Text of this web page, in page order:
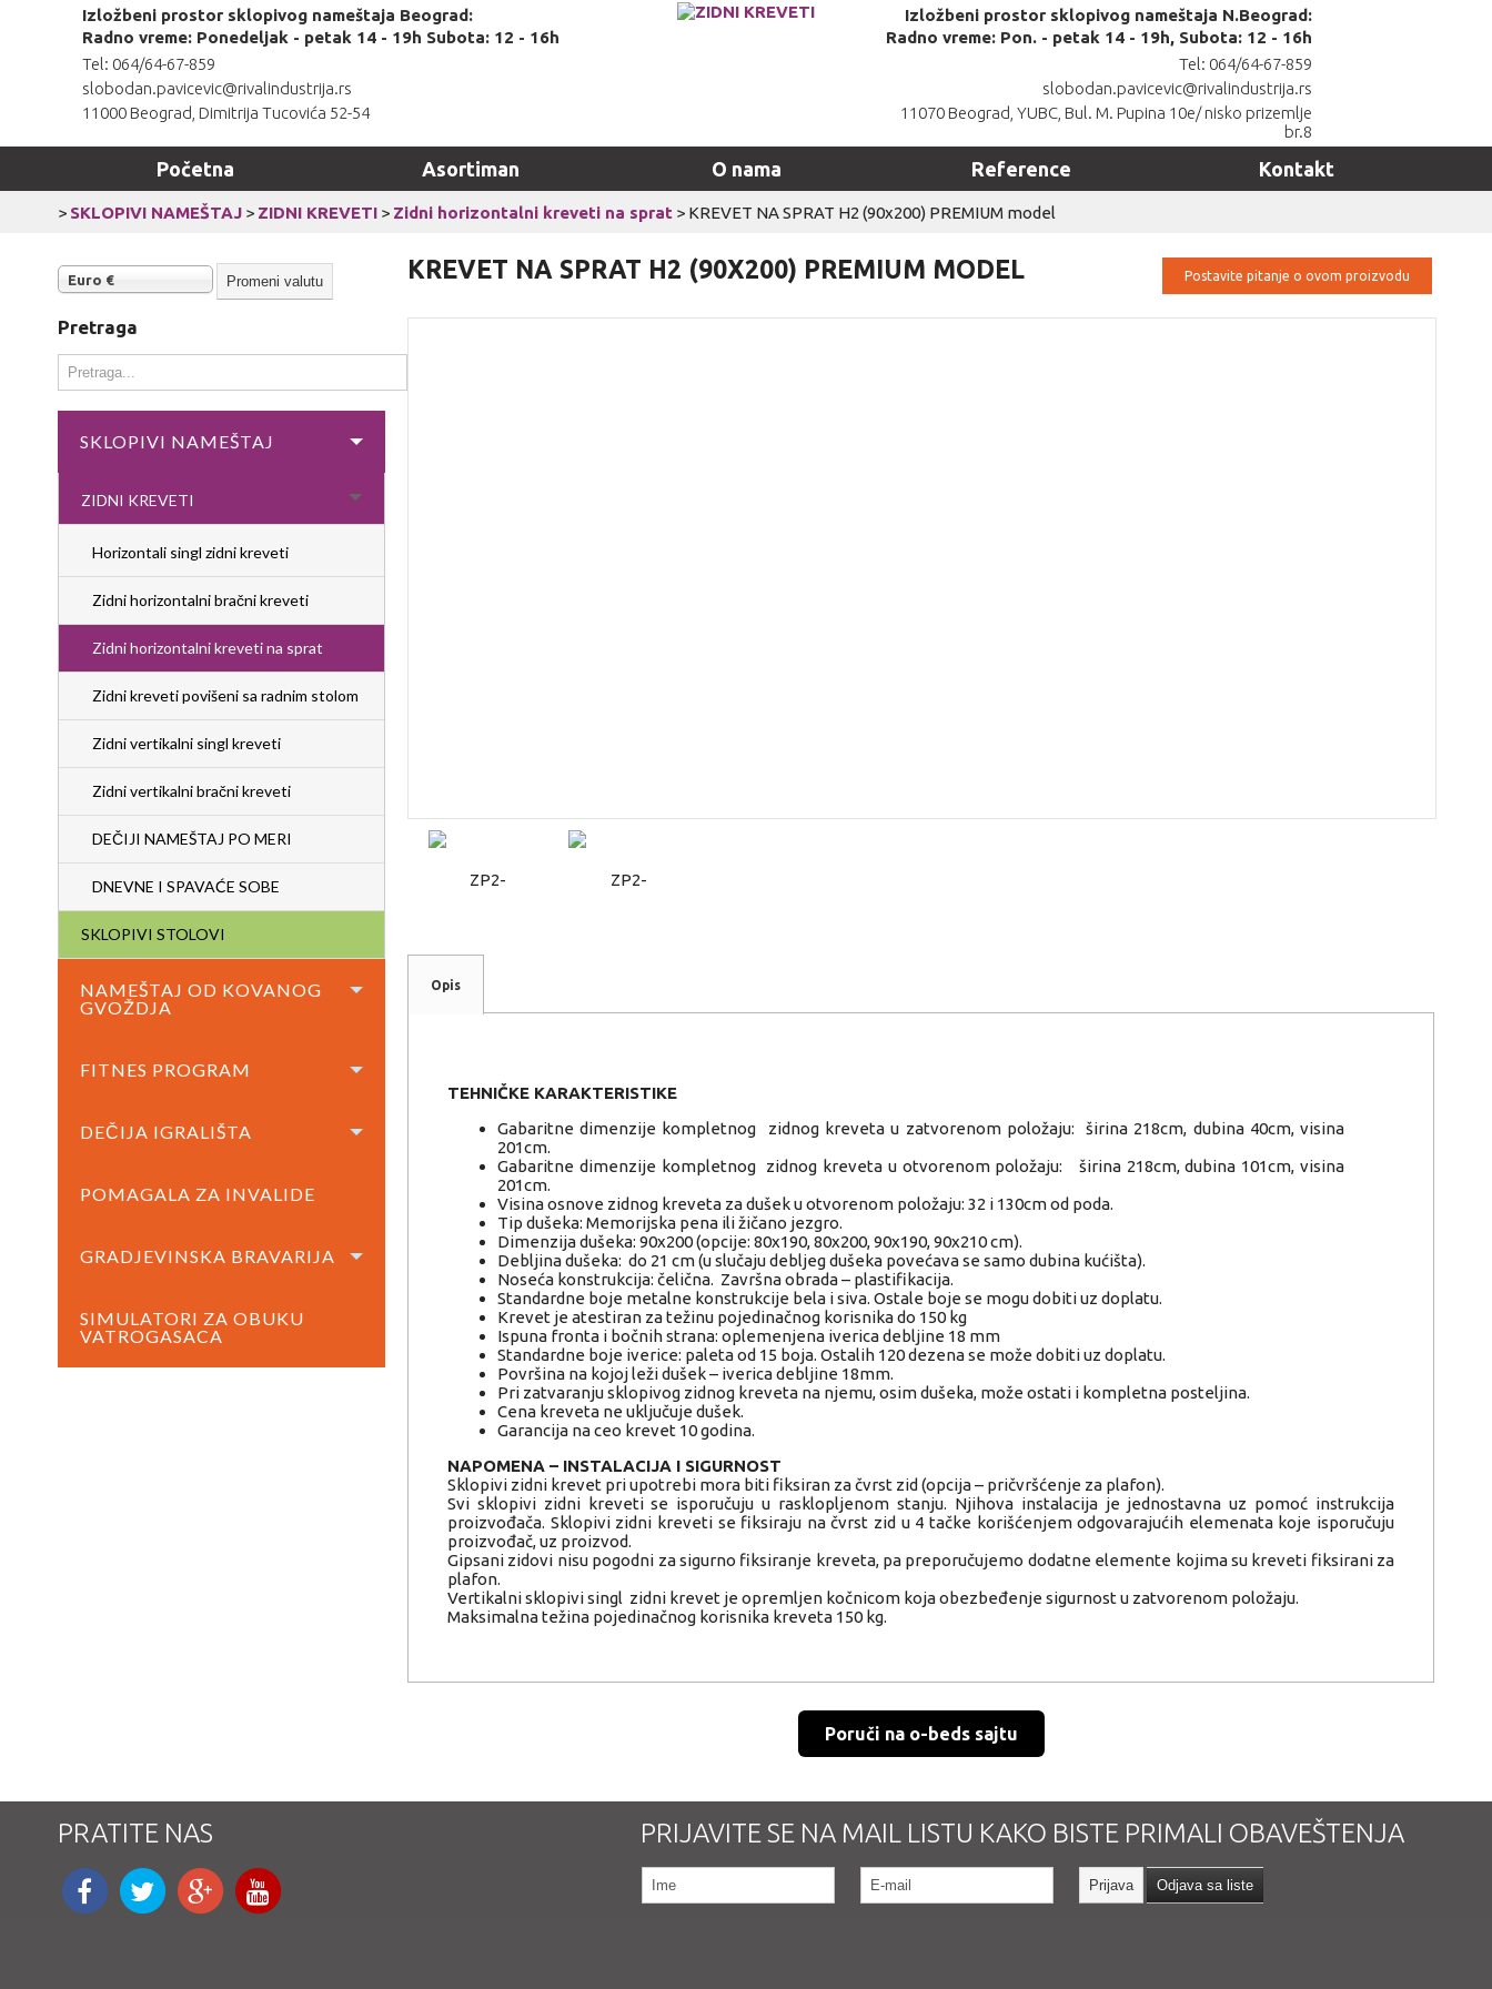
Izložbeni prostor sklopivog nameštaja Beograd:
Radno vreme: Ponedeljak - petak 14 - 19h Subota: 12 - 16h
Tel: 064/64-67-859
slobodan.pavicevic@rivalindustrija.rs
11000 Beograd, Dimitrija Tucovića 52-54
Izložbeni prostor sklopivog nameštaja N.Beograd:
Radno vreme: Pon. - petak 14 - 19h, Subota: 12 - 16h
Tel: 064/64-67-859
slobodan.pavicevic@rivalindustrija.rs
11070 Beograd, YUBC, Bul. M. Pupina 10e/ nisko prizemlje
br.8
Početna Asortiman O nama Reference Kontakt
> SKLOPIVI NAMEŠTAJ > ZIDNI KREVETI > Zidni horizontalni kreveti na sprat > KREVET NA SPRAT H2 (90x200) PREMIUM model
Euro €
Pretraga
SKLOPIVI NAMEŠTAJ
ZIDNI KREVETI
Horizontali singl zidni kreveti
Zidni horizontalni bračni kreveti
Zidni horizontalni kreveti na sprat
Zidni kreveti povišeni sa radnim stolom
Zidni vertikalni singl kreveti
Zidni vertikalni bračni kreveti
DEČIJI NAMEŠTAJ PO MERI
DNEVNE I SPAVAĆE SOBE
SKLOPIVI STOLOVI
NAMEŠTAJ OD KOVANOG
GVOŽDJA
FITNES PROGRAM
DEČIJA IGRALIŠTA
POMAGALA ZA INVALIDE
GRADJEVINSKA BRAVARIJA
SIMULATORI ZA OBUKU
VATROGASACA
KREVET NA SPRAT H2 (90X200) PREMIUM MODEL Postavite pitanje o ovom proizvodu
Opis
TEHNIČKE KARAKTERISTIKE
Gabaritne dimenzije kompletnog zidnog kreveta u zatvorenom položaju: širina 218cm, dubina 40cm, visina
201cm.
Gabaritne dimenzije kompletnog zidnog kreveta u otvorenom položaju: širina 218cm, dubina 101cm, visina
201cm.
Visina osnove zidnog kreveta za dušek u otvorenom položaju: 32 i 130cm od poda.
Tip dušeka: Memorijska pena ili žičano jezgro.
Dimenzija dušeka: 90x200 (opcije: 80x190, 80x200, 90x190, 90x210 cm).
Debljina dušeka: do 21 cm (u slučaju debljeg dušeka povećava se samo dubina kućišta).
Noseća konstrukcija: čelična. Završna obrada – plastifikacija.
Standardne boje metalne konstrukcije bela i siva. Ostale boje se mogu dobiti uz doplatu.
Krevet je atestiran za težinu pojedinačnog korisnika do 150 kg
Ispuna fronta i bočnih strana: oplemenjena iverica debljine 18 mm
Standardne boje iverice: paleta od 15 boja. Ostalih 120 dezena se može dobiti uz doplatu.
Površina na kojoj leži dušek – iverica debljine 18mm.
Pri zatvaranju sklopivog zidnog kreveta na njemu, osim dušeka, može ostati i kompletna posteljina.
Cena kreveta ne uključuje dušek.
Garancija na ceo krevet 10 godina.
NAPOMENA – INSTALACIJA I SIGURNOST
Sklopivi zidni krevet pri upotrebi mora biti fiksiran za čvrst zid (opcija – pričvršćenje za plafon).
Svi sklopivi zidni kreveti se isporučuju u rasklopljenom stanju. Njihova instalacija je jednostavna uz pomoć instrukcija
proizvođača. Sklopivi zidni kreveti se fiksiraju na čvrst zid u 4 tačke korišćenjem odgovarajućih elemenata koje isporučuju
proizvođač, uz proizvod.
Gipsani zidovi nisu pogodni za sigurno fiksiranje kreveta, pa preporučujemo dodatne elemente kojima su kreveti fiksirani za
plafon.
Vertikalni sklopivi singl zidni krevet je opremljen kočnicom koja obezbeđenje sigurnost u zatvorenom položaju.
Maksimalna težina pojedinačnog korisnika kreveta 150 kg.
Poruči na o-beds sajtu
PRATITE NAS PRIJAVITE SE NA MAIL LISTU KAKO BISTE PRIMALI OBAVEŠTENJA